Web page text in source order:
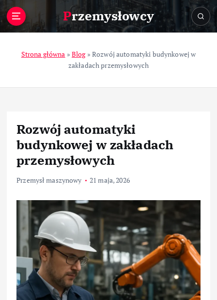
Przemysłowcy
Strona główna »Blog»Rozwój automatyki budynkowej w
zakładach przemysłowych
Rozwój automatyki
budynkowej w zakładach
przemysłowych
Przemysł maszynowy 21 maja, 2026